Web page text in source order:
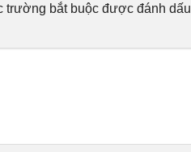
trường bắt buộc được đánh dấu